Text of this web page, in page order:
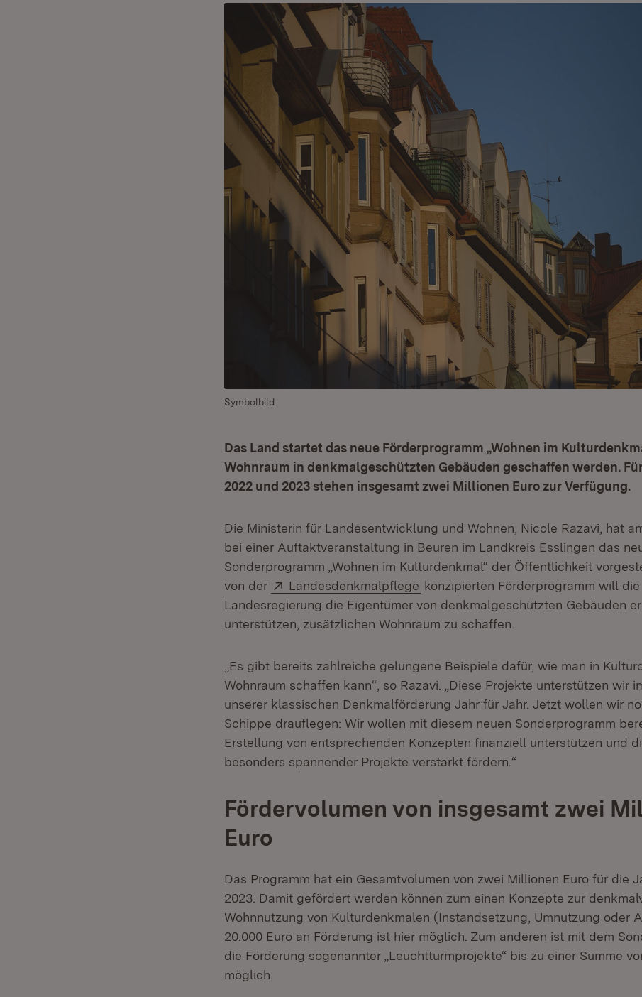
Symbolbild
Das Land startet das neue Förderprogramm „Wohnen im
Wohnraum in denkmalgeschützten Gebäuden geschaffen werden.
2022 und 2023 stehen insgesamt zwei Millionen Euro zur Verfügung.
Die Ministerin für Landesentwicklung und Wohnen, Nicole Razavi, hat
bei einer Auftaktveranstaltung in Beuren im Landkreis Esslingen das
Sonderprogramm „Wohnen im Kulturdenkmal“ der Öffentlichkeit
von der
Extern:
Landesdenkmalpflege (Öffnet in neuem Fenster)
konzipierten Förderprogramm will die
Landesregierung die Eigentümer von denkmalgeschützten Gebäuden
unterstützen, zusätzlichen Wohnraum zu schaffen.
„Es gibt bereits zahlreiche gelungene Beispiele dafür, wie man in
Wohnraum schaffen kann“, so Razavi. „Diese Projekte unterstützen wir
unserer klassischen Denkmalförderung Jahr für Jahr. Jetzt wollen wir
Schippe drauflegen: Wir wollen mit diesem neuen Sonderprogramm
Erstellung von entsprechenden Konzepten finanziell unterstützen und
besonders spannender Projekte verstärkt fördern.“
Fördervolumen von insgesamt zwei
Euro
Das Programm hat ein Gesamtvolumen von zwei Millionen Euro für die
2023. Damit gefördert werden können zum einen Konzepte zur
Wohnnutzung von Kulturdenkmalen (Instandsetzung, Umnutzung oder
20.000 Euro an Förderung ist hier möglich. Zum anderen ist mit dem
die Förderung sogenannter „Leuchtturmprojekte“ bis zu einer Summe
möglich.